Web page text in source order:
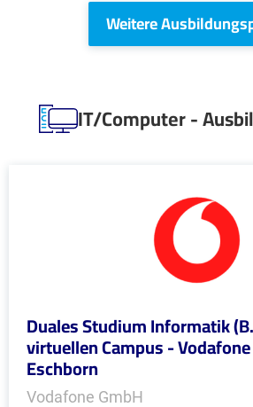
Weitere
IT/Computer -
Duales Studium Informatik
virtuellen Campus -
Eschborn
Vodafone GmbH